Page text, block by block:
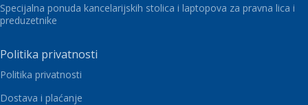
Specijalna ponuda kancelarijskih stolica i laptopova za pravna lica i
preduzetnike
Politika privatnosti
Politika privatnosti
Dostava i plaćanje